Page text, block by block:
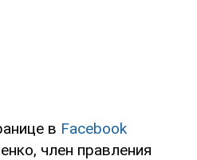
в Facebook
член правления